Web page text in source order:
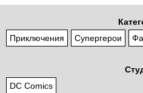
Приключения
Супергерои
DC Comics